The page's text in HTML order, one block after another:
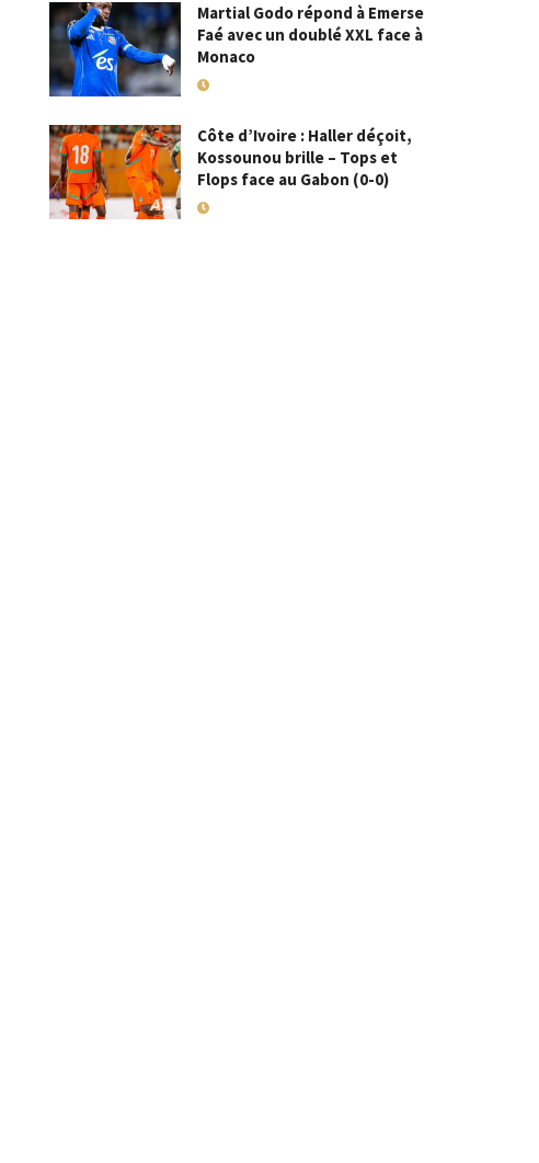
Martial Godo répond à Emerse
Faé avec un doublé XXL face à
Monaco
Côte d’Ivoire : Haller déçoit,
Kossounou brille – Tops et
Flops face au Gabon (0-0)